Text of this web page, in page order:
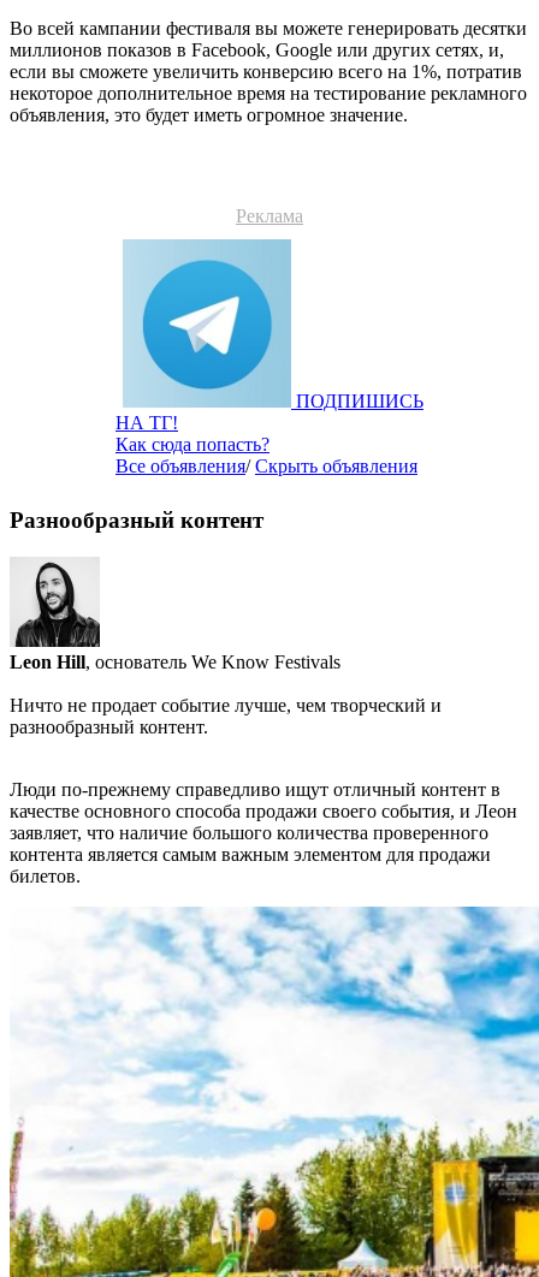
Во всей кампании фестиваля вы можете генерировать десятки
миллионов показов в Facebook, Google или других сетях, и,
если вы сможете увеличить конверсию всего на 1%, потратив
некоторое дополнительное время на тестирование рекламного
объявления, это будет иметь огромное значение.
Реклама
ПОДПИШИСЬ
НА ТГ!
Как сюда попасть?
Все объявления/Скрыть объявления
Разнообразный контент
Leon Hill, основатель We Know Festivals
Ничто не продает событие лучше, чем творческий и
разнообразный контент.
Люди по-прежнему справедливо ищут отличный контент в
качестве основного способа продажи своего события, и Леон
заявляет, что наличие большого количества проверенного
контента является самым важным элементом для продажи
билетов.